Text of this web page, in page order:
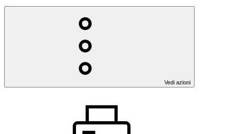
Vedi azioni